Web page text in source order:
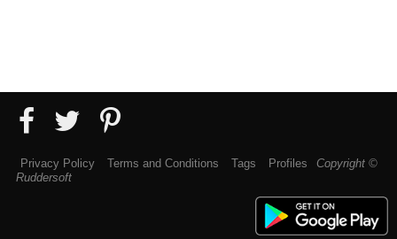
Privacy Policy Terms and Conditions Tags Profiles
Copyright ©
Ruddersoft